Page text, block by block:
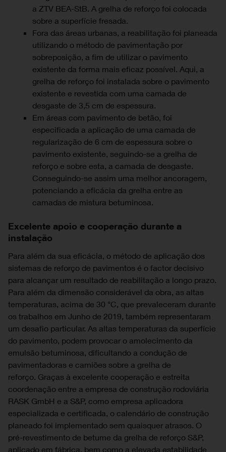
a ZTV BEA-StB. A grelha de reforço foi colocada
sobre a superfície fresada.
Fora das áreas urbanas, a reabilitação foi planeada
utilizando o método de pavimentação por
sobreposição, a fim de utilizar o pavimento
existente da forma mais eficaz possível. Aqui, a
grelha de reforço foi instalada sobre o pavimento
existente e revestida com uma camada de
desgaste de 3,5 cm de espessura.
Em áreas com pavimento de betão, foi
especificada a aplicação de uma camada de
regularização de 6 cm de espessura sobre o
pavimento existente, seguindo-se a grelha de
reforço e sobre esta, a camada de desgaste.
Conseguindo-se assim uma melhor ancoragem,
potenciando a eficácia da grelha entre as
camadas de mistura betuminosa.
Excelente apoio e cooperação durante a
instalação
Para além da sua eficácia, o método de aplicação dos
sistemas de reforço de pavimentos é o factor decisivo
para alcançar um resultado de reabilitação a longo prazo.
Para além da dimensão considerável da obra, as altas
temperaturas, acima de 30 °C, que prevaleceram durante
os trabalhos em Junho de 2019, também representaram
um desafio particular. As altas temperaturas da superfície
do pavimento, podem provocar o amolecimento da
emulsão betuminosa, dificultando a condução de
pavimentadoras e camiões sobre a grelha de
reforço. Graças à excelente cooperação e estreita
coordenação entre a empresa de construção rodoviária
RASK GmbH e a S&P, como empresa aplicadora
especializada e certificada, o calendário de construção
planeado foi implementado sem quaisquer atrasos. O
pré-revestimento de betume da grelha de reforço S&P,
aplicado em fábrica, bem como a elevada estabilidade